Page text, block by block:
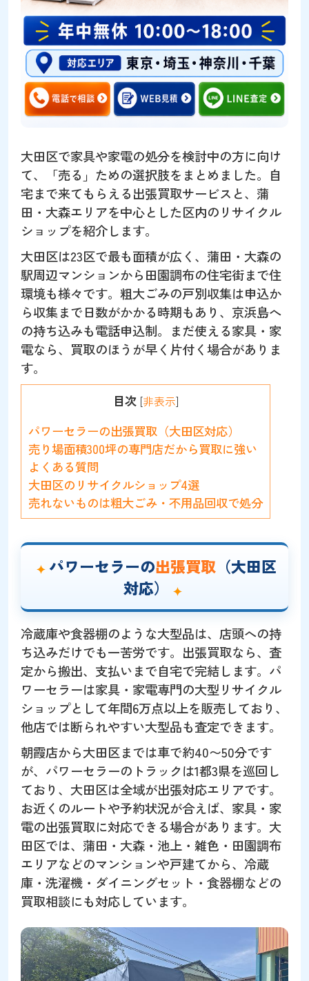
大田区で家具や家電の処分を検討中の方に向け
て、「売る」ための選択肢をまとめました。自
宅まで来てもらえる出張買取サービスと、蒲
田・大森エリアを中心とした区内のリサイクル
ショップを紹介します。
大田区は23区で最も面積が広く、蒲田・大森の
駅周辺マンションから田園調布の住宅街まで住
環境も様々です。粗大ごみの戸別収集は申込か
ら収集まで日数がかかる時期もあり、京浜島へ
の持ち込みも電話申込制。まだ使える家具・家
電なら、買取のほうが早く片付く場合がありま
す。
目次 [非表示]
パワーセラーの出張買取（大田区対応）
売り場面積300坪の専門店だから買取に強い
よくある質問
大田区のリサイクルショップ4選
売れないものは粗大ごみ・不用品回収で処分
パワーセラーの出張買取 （大田区
対応）
冷蔵庫や食器棚のような大型品は、店頭への持
ち込みだけでも一苦労です。出張買取なら、査
定から搬出、支払いまで自宅で完結します。パ
ワーセラーは家具・家電専門の大型リサイクル
ショップとして年間6万点以上を販売しており、
他店では断られやすい大型品も査定できます。
朝霞店から大田区までは車で約40〜50分です
が、パワーセラーのトラックは1都3県を巡回し
ており、大田区は全域が出張対応エリアです。
お近くのルートや予約状況が合えば、家具・家
電の出張買取に対応できる場合があります。大
田区では、蒲田・大森・池上・雑色・田園調布
エリアなどのマンションや戸建てから、冷蔵
庫・洗濯機・ダイニングセット・食器棚などの
買取相談にも対応しています。